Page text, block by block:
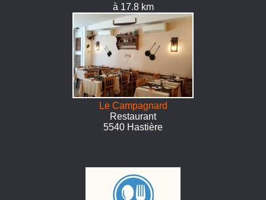
à 17.8 km
Le Campagnard
Restaurant
5540 Hastière